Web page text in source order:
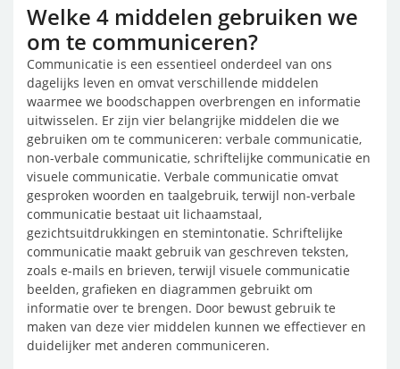
Welke 4 middelen gebruiken we
om te communiceren?
Communicatie is een essentieel onderdeel van ons
dagelijks leven en omvat verschillende middelen
waarmee we boodschappen overbrengen en informatie
uitwisselen. Er zijn vier belangrijke middelen die we
gebruiken om te communiceren: verbale communicatie,
non-verbale communicatie, schriftelijke communicatie en
visuele communicatie. Verbale communicatie omvat
gesproken woorden en taalgebruik, terwijl non-verbale
communicatie bestaat uit lichaamstaal,
gezichtsuitdrukkingen en stemintonatie. Schriftelijke
communicatie maakt gebruik van geschreven teksten,
zoals e-mails en brieven, terwijl visuele communicatie
beelden, grafieken en diagrammen gebruikt om
informatie over te brengen. Door bewust gebruik te
maken van deze vier middelen kunnen we effectiever en
duidelijker met anderen communiceren.